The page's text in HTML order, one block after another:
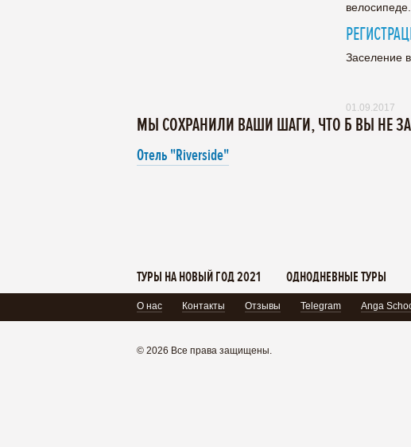
велосипеде.
Заселение
01.09.2017
МЫ СОХРАНИЛИ ВАШИ ШАГИ, ЧТО Б ВЫ НЕ
Отель "Riverside"
ТУРЫ НА НОВЫЙ ГОД 2021 ОДНОДНЕВНЫЕ ТУРЫ
О нас Контакты Отзывы Telegram Anga
© 2026 Все права защищены.